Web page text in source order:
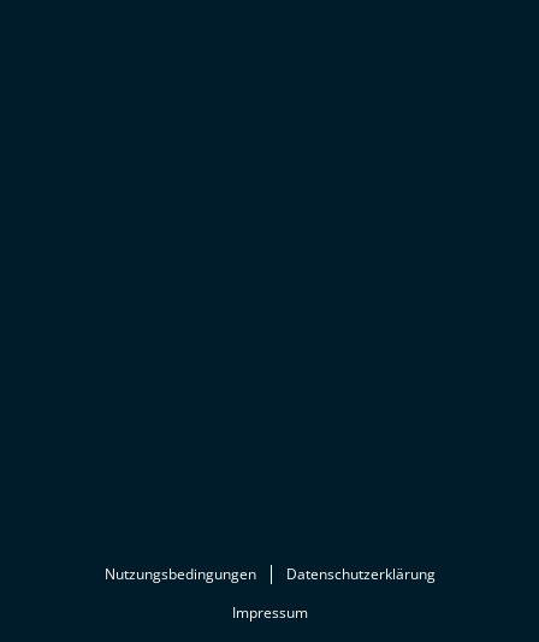
Nutzungsbedingungen
Datenschutzerklärung
Impressum